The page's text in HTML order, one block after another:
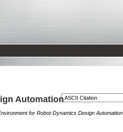
Automation
for Robot-Dynamics Design Automation.